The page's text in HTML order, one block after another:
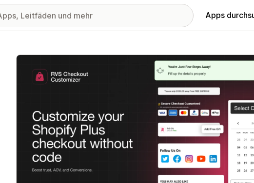
Apps
Vorgestellte Bildergalerie